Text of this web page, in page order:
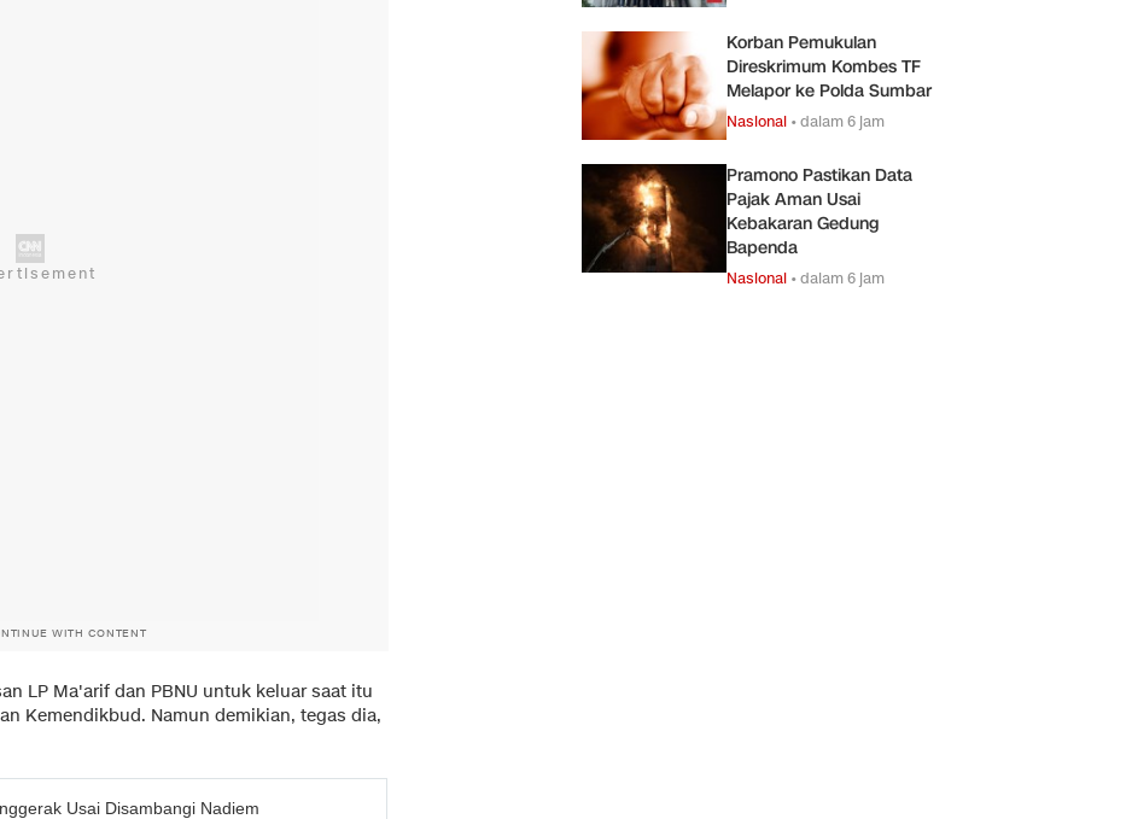
WITH CONTENT
LP Ma'arif dan PBNU untuk keluar saat itu
Kemendikbud. Namun demikian, tegas dia,
Usai Disambangi Nadiem
Korban Pemukulan
Direskrimum Kombes TF
Melapor ke Polda Sumbar
Nasional •dalam 6 jam
Pramono Pastikan Data
Pajak Aman Usai
Kebakaran Gedung
Bapenda
Nasional •dalam 6 jam